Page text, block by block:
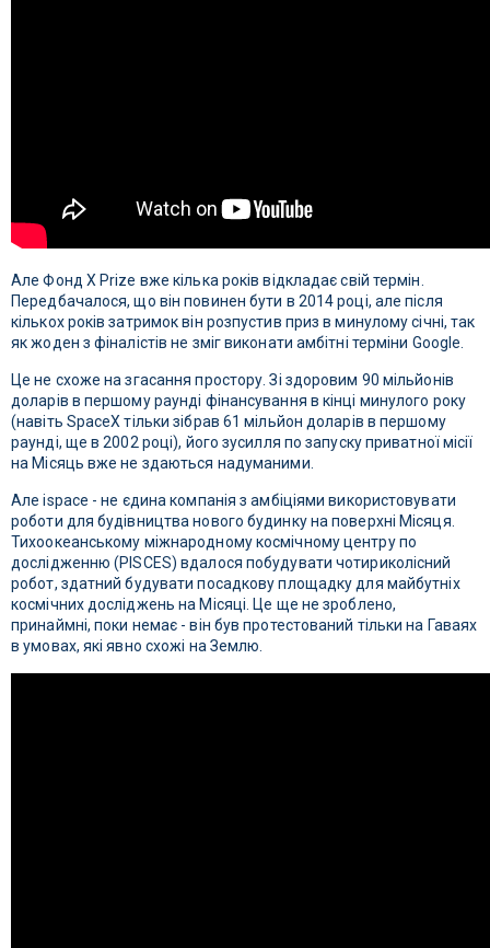
Але Фонд X Prize вже кілька років відкладає свій термін.
Передбачалося, що він повинен бути в 2014 році, але після
кількох років затримок він розпустив приз в минулому січні, так
як жоден з фіналістів не зміг виконати амбітні терміни Google.
Це не схоже на згасання простору. Зі здоровим 90 мільйонів
доларів в першому раунді фінансування в кінці минулого року
(навіть SpaceX тільки зібрав 61 мільйон доларів в першому
раунді, ще в 2002 році), його зусилля по запуску приватної місії
на Місяць вже не здаються надуманими.
Але ispace - не єдина компанія з амбіціями використовувати
роботи для будівництва нового будинку на поверхні Місяця.
Тихоокеанському міжнародному космічному центру по
дослідженню (PISCES) вдалося побудувати чотириколісний
робот, здатний будувати посадкову площадку для майбутніх
космічних досліджень на Місяці. Це ще не зроблено,
принаймні, поки немає - він був протестований тільки на Гаваях
в умовах, які явно схожі на Землю.